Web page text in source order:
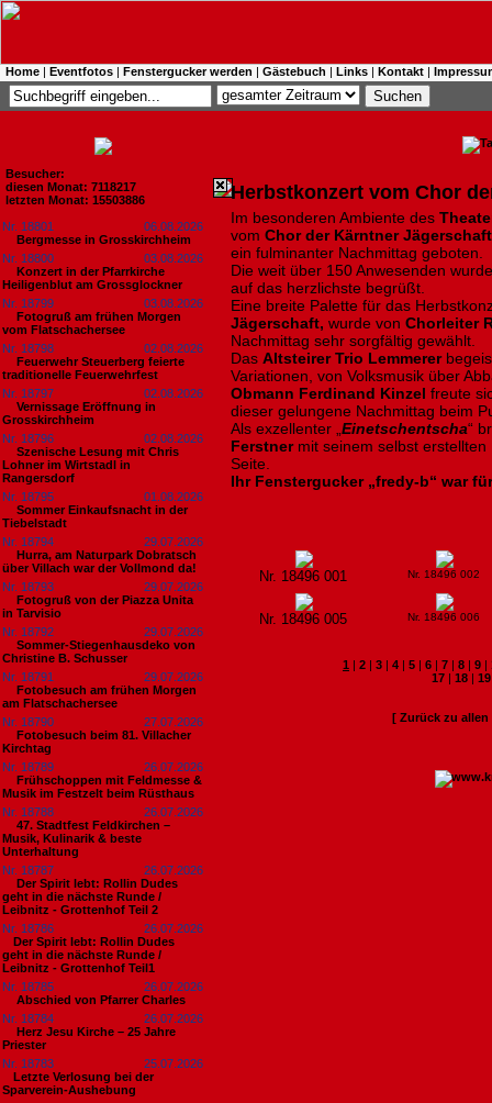
Home | Eventfotos | Fenstergucker werden | Gästebuch | Links | Kontakt |
Besucher:
diesen Monat: 7118217
letzten Monat: 15503886
Nr. 18801
06.08.2026
Bergmesse in Grosskirchheim
Nr. 18800
03.08.2026
Konzert in der Pfarrkirche
Heiligenblut am Grossglockner
Nr. 18799
03.08.2026
Fotogruß am frühen Morgen
vom Flatschachersee
Nr. 18798
02.08.2026
Feuerwehr Steuerberg feierte
traditionelle Feuerwehrfest
Nr. 18797
02.08.2026
Vernissage Eröffnung in
Grosskirchheim
Nr. 18796
02.08.2026
Szenische Lesung mit Chris
Lohner im Wirtstadl in
Rangersdorf
Nr. 18795
01.08.2026
Sommer Einkaufsnacht in der
Tiebelstadt
Nr. 18794
29.07.2026
Hurra, am Naturpark Dobratsch
über Villach war der Vollmond da!
Nr. 18793
29.07.2026
Fotogruß von der Piazza Unita
in Tarvisio
Nr. 18792
29.07.2026
Sommer-Stiegenhausdeko von
Christine B. Schusser
Nr. 18791
29.07.2026
Fotobesuch am frühen Morgen
am Flatschachersee
Nr. 18790
27.07.2026
Fotobesuch beim 81. Villacher
Kirchtag
Nr. 18789
26.07.2026
Frühschoppen mit Feldmesse &
Musik im Festzelt beim Rüsthaus
Nr. 18788
26.07.2026
47. Stadtfest Feldkirchen –
Musik, Kulinarik & beste
Unterhaltung
Nr. 18787
26.07.2026
Der Spirit lebt: Rollin Dudes
geht in die nächste Runde /
Leibnitz - Grottenhof Teil 2
Nr. 18786
26.07.2026
​Der Spirit lebt: Rollin Dudes
geht in die nächste Runde /
Leibnitz - Grottenhof Teil1
Nr. 18785
26.07.2026
Abschied von Pfarrer Charles
Nr. 18784
26.07.2026
Herz Jesu Kirche – 25 Jahre
Priester
Nr. 18783
25.07.2026
​Letzte Verlosung bei der
Sparverein-Aushebung
Herbstkonzert vom Chor
Im besonderen Ambiente des
vom Chor der Kärntner Jägerschaft
ein fulminanter Nachmittag geboten.
Die weit über 150 Anwesenden
auf das herzlichste begrüßt.
Eine breite Palette für das
Jägerschaft, wurde von Chorleiter
Nachmittag sehr sorgfältig gewählt.
Das Altsteirer Trio Lemmerer
Variationen, von Volksmusik über
Obmann Ferdinand Kinzel freute
dieser gelungene Nachmittag beim
Als exzellenter „ Einetschentscha“
Ferstner mit seinem selbst
Seite.
Ihr Fenstergucker „fredy-b“ war
Nr. 18496 001 Nr. 18496 002
Nr. 18496 005 Nr. 18496 006
1 | 2 | 3 | 4 | 5 | 6 | 7 | 8 | 9 |
17 |18 |19
[ Zurück zu